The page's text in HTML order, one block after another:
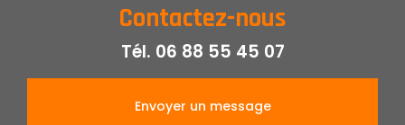
Contactez-nous
Tél. 06 88 55 45 07
Envoyer un message